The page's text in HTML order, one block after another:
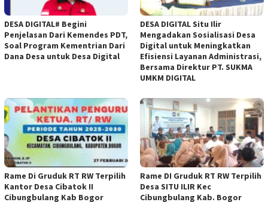
DESA DIGITAL# Begini
Penjelasan Dari Kemendes PDT,
Soal Program Kementrian Dari
Dana Desa untuk Desa Digital
DESA DIGITAL Situ Ilir
Mengadakan Sosialisasi Desa
Digital untuk Meningkatkan
Efisiensi Layanan Administrasi,
Bersama Direktur PT. SUKMA
UMKM DIGITAL
Rame Di Gruduk RT RW Terpilih
Kantor Desa Cibatok II
Cibungbulang Kab Bogor
Rame DI Gruduk RT RW Terpilih
Desa SITU ILIR Kec
Cibungbulang Kab. Bogor